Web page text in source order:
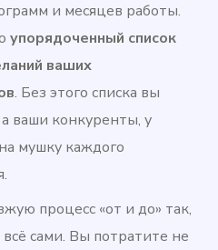
и месяцев работы.
упорядоченный список
ваших
. Без этого списка вы
ваши конкуренты, у
мушку каждого
процесс «от и до» так,
сами. Вы потратите не